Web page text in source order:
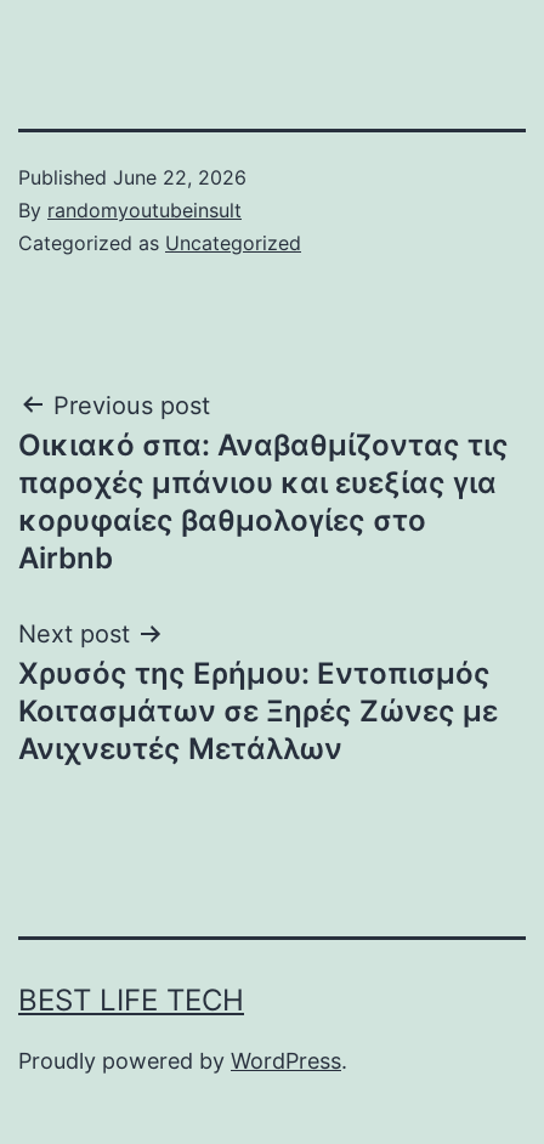
Published June 22, 2026
By randomyoutubeinsult
Categorized as Uncategorized
Post
navigation
Previous post
Οικιακό σπα: Αναβαθμίζοντας τις
παροχές μπάνιου και ευεξίας για
κορυφαίες βαθμολογίες στο
Airbnb
Next post
Χρυσός της Ερήμου: Εντοπισμός
Κοιτασμάτων σε Ξηρές Ζώνες με
Ανιχνευτές Μετάλλων
BEST LIFE TECH
Proudly powered by WordPress.